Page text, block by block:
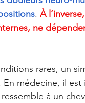
. À
ne
rares, un
En médecine, il
à un